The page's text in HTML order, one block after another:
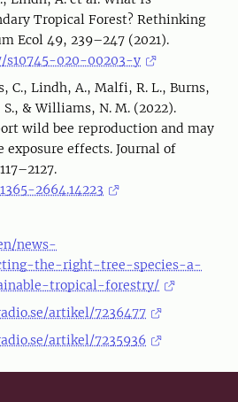
Tropical Forest? Rethinking
Ecol 49, 239–247 (2021).
s10745-020-00203-y
C., Lindh, A., Malfi, R. L., Burns,
& Williams, N. M. (2022).
wild bee reproduction and may
effects. Journal of
2664.14223
news-
the-right-tree-species-a-
tropical-forestry/
artikel/7236477
artikel/7235936